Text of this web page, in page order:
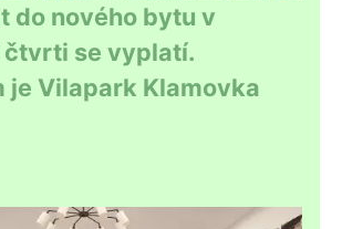
do nového bytu v
se vyplatí.
je Vilapark Klamovka